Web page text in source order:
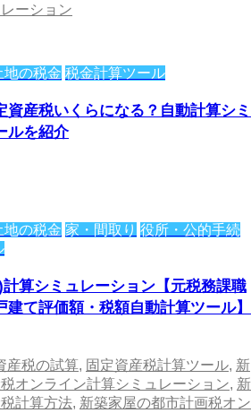
ーション
地の税金 税金計算ツール
資産税いくらになる？自動計算シミ
ルを紹介
地の税金 家・間取り 役所・公的手続
算シミュレーション【元税務課職
建て評価額・税額自動計算ツール】
産税の試算, 固定資産税計算ツール, 新
オンライン計算シミュレーション, 新
計算方法, 新築家屋の都市計画税オン